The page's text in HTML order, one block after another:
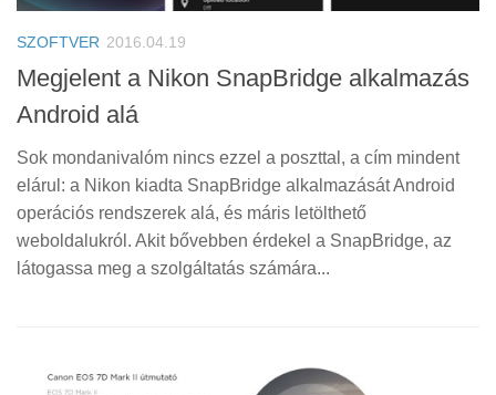
SZOFTVER 2016.04.19
Megjelent a Nikon SnapBridge alkalmazás
Android alá
Sok mondanivalóm nincs ezzel a poszttal, a cím mindent
elárul: a Nikon kiadta SnapBridge alkalmazását Android
operációs rendszerek alá, és máris letölthető
weboldalukról. Akit bővebben érdekel a SnapBridge, az
látogassa meg a szolgáltatás számára...